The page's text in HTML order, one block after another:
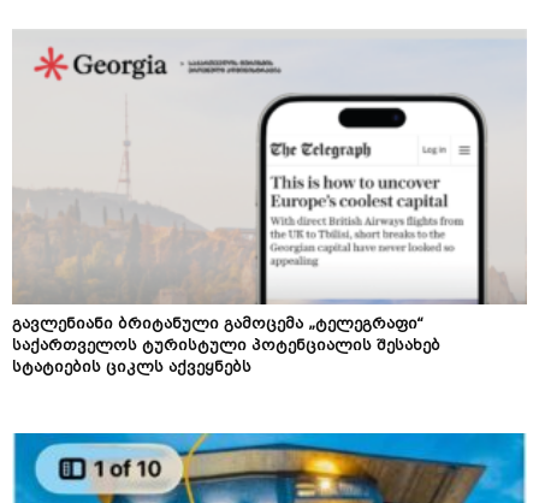
გავლენიანი ბრიტანული გამოცემა „ტელეგრაფი“
საქართველოს ტურისტული პოტენციალის შესახებ
სტატიების ციკლს აქვეყნებს